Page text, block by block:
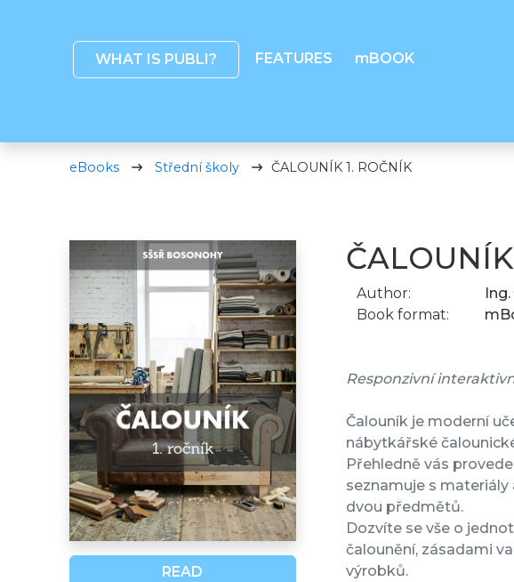
WHAT IS PUBLI? FEATURES mBOOK
eBooks Střední školy ČALOUNÍK 1. ROČNÍK
READ
Author:
Book format:
Responzivní
Čalouník je moderní
nábytkářské
Přehledně vás
seznamuje s
dvou předmětů.
Dozvíte se vše o
čalounění, zásadami
výrobků.